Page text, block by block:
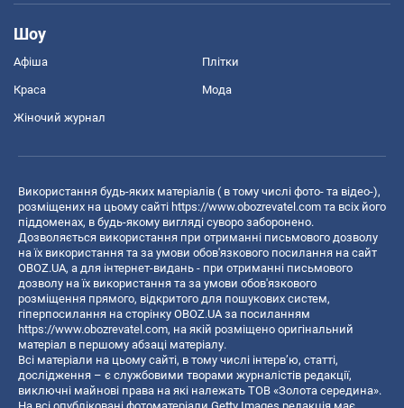
Шоу
Афіша Плітки
Краса Мода
Жіночий журнал
Використання будь-яких матеріалів ( в тому числі фото- та відео-),
розміщених на цьому сайті https://www.obozrevatel.com та всіх його
піддоменах, в будь-якому вигляді суворо заборонено.
Дозволяється використання при отриманні письмового дозволу
на їх використання та за умови обов'язкового посилання на сайт
OBOZ.UA, а для інтернет-видань - при отриманні письмового
дозволу на їх використання та за умови обов'язкового
розміщення прямого, відкритого для пошукових систем,
гіперпосилання на сторінку OBOZ.UA за посиланням
https://www.obozrevatel.com, на якій розміщено оригінальний
матеріал в першому абзаці матеріалу.
Всі матеріали на цьому сайті, в тому числі інтерв’ю, статті,
дослідження – є службовими творами журналістів редакції,
виключні майнові права на які належать ТОВ «Золота середина».